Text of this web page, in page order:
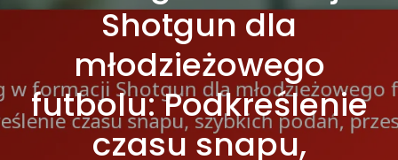
Shotgun dla
młodzieżowego
futbolu: Podkreślenie
czasu snapu,